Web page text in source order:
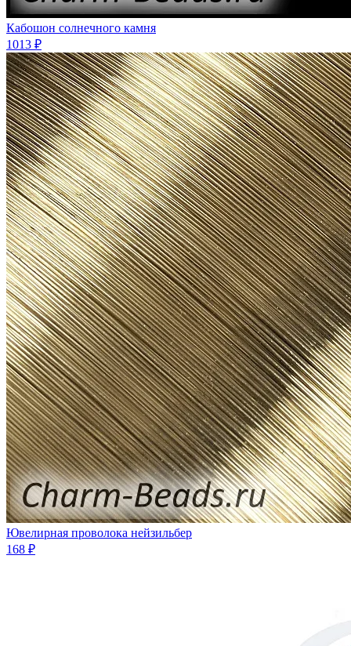
Кабошон солнечного камня
1013 ₽
Ювелирная проволока нейзильбер
168 ₽